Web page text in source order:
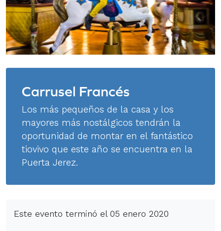
Carrusel Francés
Los más pequeños de la casa y los
mayores más nostálgicos tendrán la
oportunidad de montar en el fantástico
tiovivo que este año se encuentra en la
Puerta Jerez.
Este evento terminó el 05 enero 2020